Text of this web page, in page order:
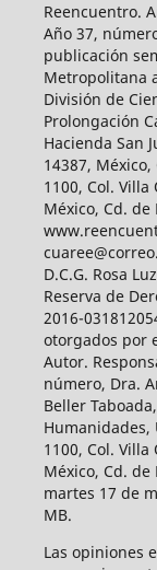
Reencuentro.
Año 37,
publicación
Metropolitana
División de
Prolongación
Hacienda San
14387,
1100, Col. Villa
México, Cd.
D.C.G. Rosa
Reserva de
2016-
otorgados por
Autor.
número, Dra.
Beller
Humanidades,
1100, Col. Villa
México, Cd.
martes 17 de
MB.
Las opiniones